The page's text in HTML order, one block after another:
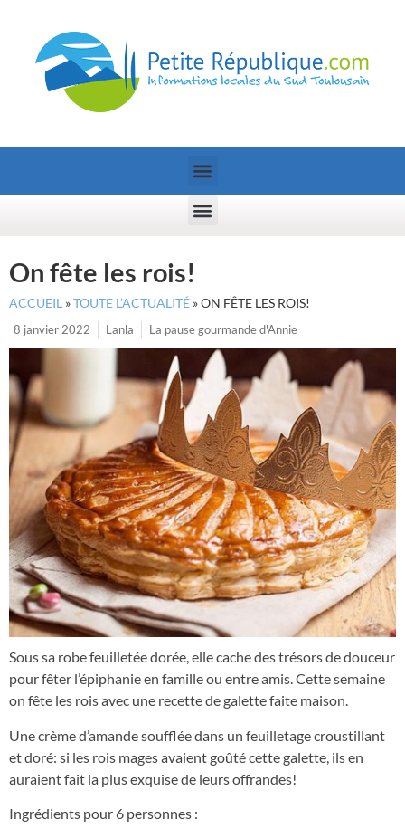
On fête les rois!
ACCUEIL »TOUTE L’ACTUALITÉ »ON FÊTE LES ROIS!
8 janvier 2022
Lanla La pause gourmande d'Annie
Sous sa robe feuilletée dorée, elle cache des trésors de douceur
pour fêter l’épiphanie en famille ou entre amis. Cette semaine
on fête les rois avec une recette de galette faite maison.
Une crème d’amande soufflée dans un feuilletage croustillant
et doré: si les rois mages avaient goûté cette galette, ils en
auraient fait la plus exquise de leurs offrandes!
Ingrédients pour 6 personnes :